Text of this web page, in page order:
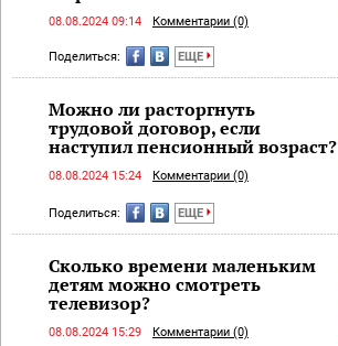
08.08.2024 09:14 Комментарии (0)
Поделиться: ЕЩЕ
Можно ли расторгнуть
трудовой договор, если
наступил пенсионный возраст?
08.08.2024 15:24 Комментарии (0)
Поделиться: ЕЩЕ
Сколько времени маленьким
детям можно смотреть
телевизор?
08.08.2024 15:29 Комментарии (0)